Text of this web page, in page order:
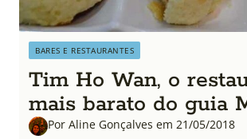
BARES E RESTAURANTES
Tim Ho Wan, o
mais barato do guia
Por Aline Gonçalves em 21/05/2018